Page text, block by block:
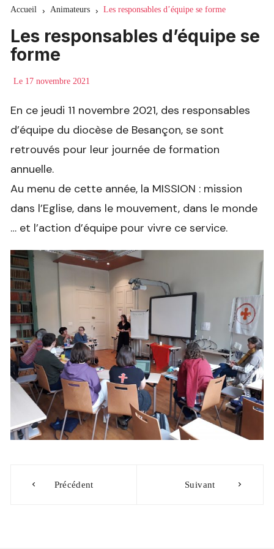
Accueil Animateurs Les responsables d’équipe se forme
Les responsables d’équipe se
forme
Le 17 novembre 2021
En ce jeudi 11 novembre 2021, des responsables
d’équipe du diocèse de Besançon, se sont
retrouvés pour leur journée de formation
annuelle.
Au menu de cette année, la MISSION : mission
dans l’Eglise, dans le mouvement, dans le monde
… et l’action d’équipe pour vivre ce service.
Précédent Suivant